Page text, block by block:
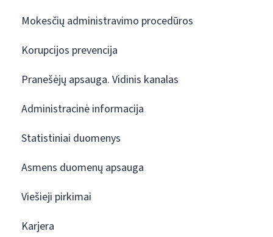
Mokesčių administravimo procedūros
Korupcijos prevencija
Pranešėjų apsauga. Vidinis kanalas
Administracinė informacija
Statistiniai duomenys
Asmens duomenų apsauga
Viešieji pirkimai
Karjera